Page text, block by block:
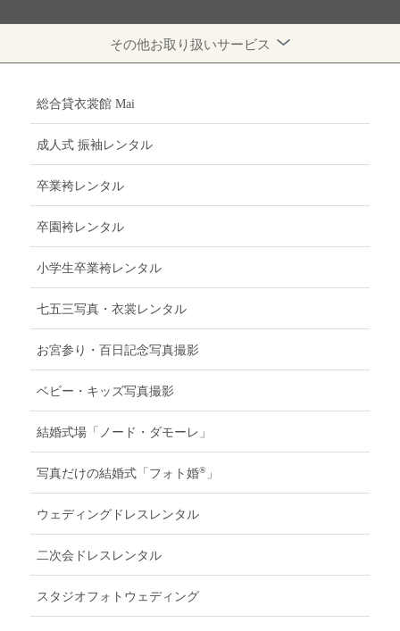
その他お取り扱いサービス
総合貸衣裳館 Mai
成人式 振袖レンタル
卒業袴レンタル
卒園袴レンタル
小学生卒業袴レンタル
七五三写真・衣裳レンタル
お宮参り・百日記念写真撮影
ベビー・キッズ写真撮影
結婚式場「ノード・ダモーレ」
写真だけの結婚式「フォト婚® 」
ウェディングドレスレンタル
二次会ドレスレンタル
スタジオフォトウェディング